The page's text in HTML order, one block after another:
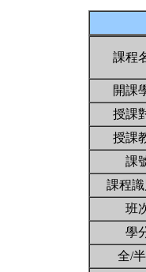
課程
開課
授課
授課
課
課程
班
學
全/